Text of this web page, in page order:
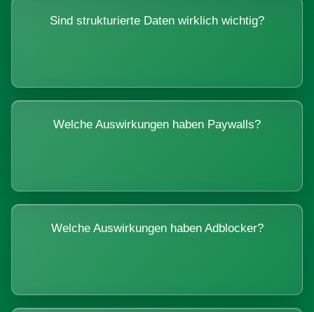
Sind strukturierte Daten wirklich wichtig?
Welche Auswirkungen haben Paywalls?
Welche Auswirkungen haben Adblocker?